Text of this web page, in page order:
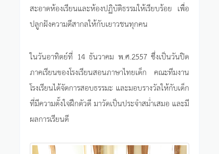
สะอาดห้องเรียนและห้องปฏิบัติธรรมให้เรียบร้อย เพื่อ
ปลูกฝังความดีสากลให้กับเยาวชนทุกคน
ในวันอาทิตย์ที่ 14 ธันวาคม พ.ศ.2557 ซึ่งเป็นวันปิด
ภาคเรียนของโรงเรียนสอนภาษาไทยเด็ก คณะทีมงาน
โรงเรียนได้จัดการสอบธรรมะ และมอบรางวัลให้กับเด็ก
ที่มีความตั้งใจฝึกตัวดี มาวัดเป็นประจำสม่ำเสมอ และมี
ผลการเรียนดี